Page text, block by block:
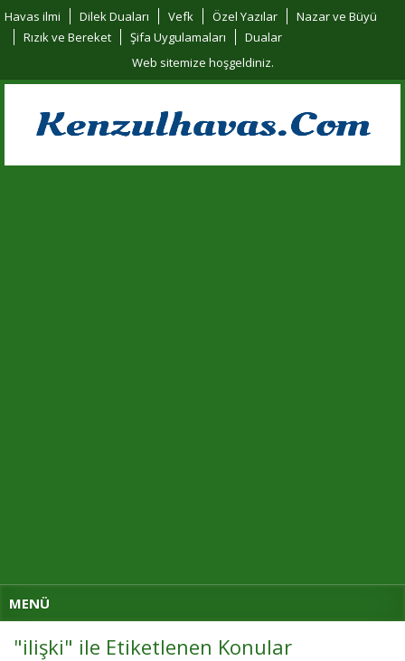
Havas ilmi Dilek Duaları Vefk Özel Yazılar
Nazar ve Büyü
Rızık ve Bereket
Şifa Uygulamaları
Dualar
Web sitemize hoşgeldiniz.
MENÜ
"ilişki" ile Etiketlenen Konular